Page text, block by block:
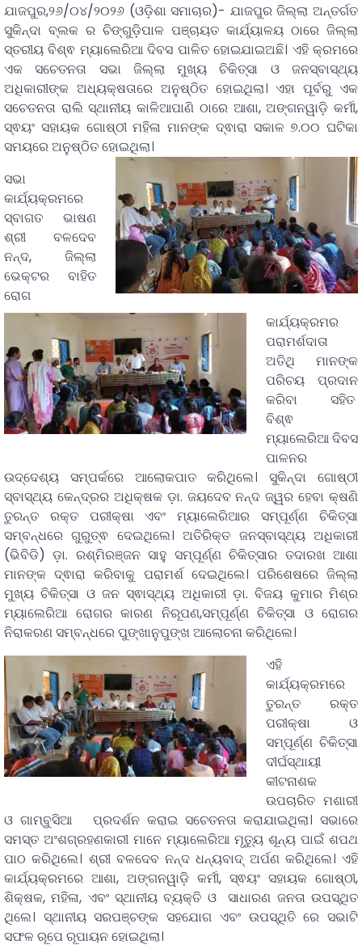
ଯାଜପୁର,୨୬/୦୪/୨୦୨୬ (ଓଡ଼ିଶା ସମାଚାର)- ଯାଜପୁର ଜିଲ୍ଲା ଅନ୍ତର୍ଗତ
ସୁକିନ୍ଦା ବ୍ଲକ ର ଚିଙ୍ଗୁଡ଼ିପାଳ ପଞ୍ଚାୟତ କାର୍ଯ୍ୟାଳୟ ଠାରେ ଜିଲ୍ଲା
ସ୍ତରୀୟ ବିଶ୍ଵ ମ୍ୟାଲେରିଆ ଦିବସ ପାଳିତ ହୋଇଯାଇଅଛି। ଏହି କ୍ରମରେ
ଏକ ସଚେତନତା ସଭା ଜିଲ୍ଲା ମୁଖ୍ୟ ଚିକିତ୍ସା ଓ ଜନସ୍ବାସ୍ଥ୍ୟ
ଅଧିକାରୀଙ୍କ ଅଧ୍ୟକ୍ଷତାରେ ଅନୁଷ୍ଠିତ ହୋଇଥିଲା। ଏହା ପୂର୍ବରୁ ଏକ
ସଚେତନତା ରାଲି ସ୍ଥାନୀୟ କାଳିଆପାଣି ଠାରେ ଆଶା, ଅଙ୍ଗନୱାଡ଼ି କର୍ମୀ,
ସ୍ଵୟଂ ସହାୟକ ଗୋଷ୍ଠୀ ମହିଳା ମାନଙ୍କ ଦ୍ଵାରା ସକାଳ ୭.୦୦ ଘଟିକା
ସମୟରେ ଅନୁଷ୍ଠିତ ହୋଇଥିଲା।
ସଭା
କାର୍ଯ୍ୟକ୍ରମରେ
ସ୍ବାଗତ ଭାଷଣ
ଶ୍ରୀ ବଳଦେବ
ନନ୍ଦ, ଜିଲ୍ଲା
ଭେକ୍ଟର ବାହିତ
ରୋଗ
କାର୍ଯ୍ୟକ୍ରମର
ପରାମର୍ଶଦାତା
ଅତିଥି ମାନଙ୍କ
ପରିଚୟ ପ୍ରଦାନ
କରିବା ସହିତ
ବିଶ୍ଵ
ମ୍ୟାଲେରିଆ ଦିବସ
ପାଳନର
ଉଦ୍ଦେଶ୍ୟ ସମ୍ପର୍କରେ ଆଲୋକପାତ କରିଥିଲେ। ସୁକିନ୍ଦା ଗୋଷ୍ଠୀ
ସ୍ବାସ୍ଥ୍ୟ କେନ୍ଦ୍ରର ଅଧିକ୍ଷକ ଡ଼ା. ଜୟଦେବ ନନ୍ଦ ଜ୍ୱର ହେବା କ୍ଷଣି
ତୁରନ୍ତ ରକ୍ତ ପରୀକ୍ଷା ଏବଂ ମ୍ୟାଲେରିଆର ସମ୍ପୂର୍ଣ୍ଣ ଚିକିତ୍ସା
ସମ୍ବନ୍ଧରେ ଗୁରୁତ୍ଵ ଦେଇଥିଲେ। ଅତିରିକ୍ତ ଜନସ୍ବାସ୍ଥ୍ୟ ଅଧିକାରୀ
(ଭିବିଡି) ଡ଼ା. ରଶ୍ମିରଞ୍ଜନ ସାହୁ ସମ୍ପୂର୍ଣ୍ଣ ଚିକିତ୍ସାର ତଦାରଖ ଆଶା
ମାନଙ୍କ ଦ୍ଵାରା କରିବାକୁ ପରାମର୍ଶ ଦେଇଥିଲେ। ପରିଶେଷରେ ଜିଲ୍ଲା
ମୁଖ୍ୟ ଚିକିତ୍ସା ଓ ଜନ ସ୍ଵାସ୍ଥ୍ୟ ଅଧିକାରୀ ଡ଼ା. ବିଜୟ କୁମାର ମିଶ୍ର
ମ୍ୟାଲେରିଆ ରୋଗର କାରଣ ନିରୂପଣ,ସମ୍ପୂର୍ଣ୍ଣ ଚିକିତ୍ସା ଓ ରୋଗର
ନିରାକରଣ ସମ୍ବନ୍ଧରେ ପୁଙ୍ଖାନୁପୁଙ୍ଖ ଆଲୋଚନା କରିଥିଲେ।
ଏହି
କାର୍ଯ୍ୟକ୍ରମରେ
ତୁରନ୍ତ ରକ୍ତ
ପରୀକ୍ଷା ଓ
ସମ୍ପୂର୍ଣ୍ଣ ଚିକିତ୍ସା
ଦୀର୍ଘସ୍ଥାୟୀ
କୀଟନାଶକ
ଉପଚାରିତ ମଶାରୀ
ଓ ଗାମ୍ବୁସିଆ ପ୍ରଦର୍ଶନ କରାଇ ସଚେତନତା କରାଯାଇଥିଲା। ସଭାରେ
ସମସ୍ତ ଅଂଶଗ୍ରହଣକାରୀ ମାନେ ମ୍ୟାଲେରିଆ ମୃତ୍ୟୁ ଶୂନ୍ୟ ପାଇଁ ଶପଥ
ପାଠ କରିଥିଲେ। ଶ୍ରୀ ବଳଦେବ ନନ୍ଦ ଧନ୍ୟବାଦ୍ ଅର୍ପଣ କରିଥିଲେ। ଏହି
କାର୍ଯ୍ୟକ୍ରମରେ ଆଶା, ଅଙ୍ଗନୱାଡ଼ି କର୍ମୀ, ସ୍ଵୟଂ ସହାୟକ ଗୋଷ୍ଠୀ,
ଶିକ୍ଷକ, ମହିଳା, ଏବଂ ସ୍ଥାନୀୟ ବ୍ୟକ୍ତି ଓ ସାଧାରଣ ଜନତା ଉପସ୍ଥିତ
ଥିଲେ। ସ୍ଥାନୀୟ ସରପଞ୍ଚଙ୍କ ସହଯୋଗ ଏବଂ ଉପସ୍ଥିତି ରେ ସଭାଟି
ସଫଳ ରୂପେ ରୂପାୟନ ହୋଇଥିଲା।